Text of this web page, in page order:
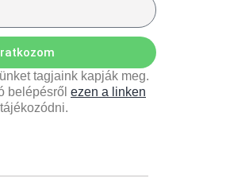
tagjaink kapják meg.
belépésről ezen a linken